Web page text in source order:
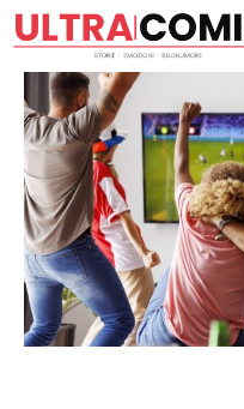
Vai
al
contenuto